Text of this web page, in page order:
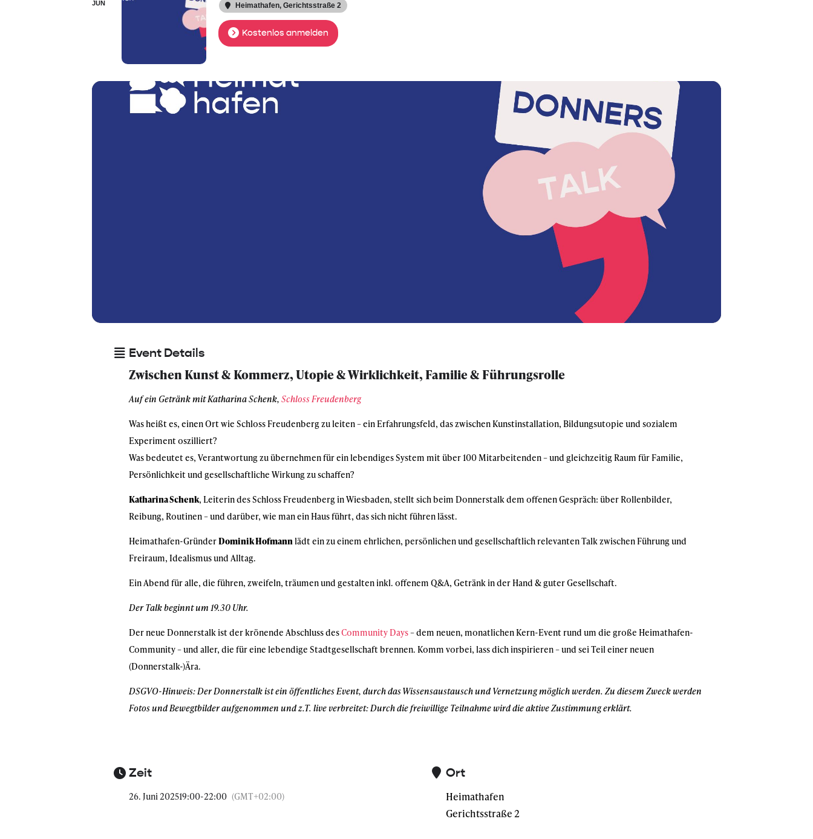
JUN Heimathafen, Gerichtsstraße 2
Kostenlos anmelden
Event Details
Zwischen Kunst & Kommerz, Utopie & Wirklichkeit, Familie & Führungsrolle
Auf ein Getränk mit Katharina Schenk, Schloss Freudenberg
Was heißt es, einen Ort wie Schloss Freudenberg zu leiten – ein Erfahrungsfeld, das zwischen Kunstinstallation, Bildungsutopie und sozialem
Experiment oszilliert?
Was bedeutet es, Verantwortung zu übernehmen für ein lebendiges System mit über 100 Mitarbeitenden – und gleichzeitig Raum für Familie,
Persönlichkeit und gesellschaftliche Wirkung zu schaffen?
Katharina Schenk, Leiterin des Schloss Freudenberg in Wiesbaden, stellt sich beim Donnerstalk dem offenen Gespräch: über Rollenbilder,
Reibung, Routinen – und darüber, wie man ein Haus führt, das sich nicht führen lässt.
Heimathafen-GründerDominik Hofmannlädt ein zu einem ehrlichen, persönlichen und gesellschaftlich relevanten Talk zwischen Führung und
Freiraum, Idealismus und Alltag.
Ein Abend für alle, die führen, zweifeln, träumen und gestalten inkl. offenem Q&A, Getränk in der Hand & guter Gesellschaft.
Der Talk beginnt um 19.30 Uhr.
Der neue Donnerstalk ist der krönende Abschluss desCommunity Days– dem neuen, monatlichen Kern-Event rund um die große Heimathafen-
Community – und aller, die für eine lebendige Stadtgesellschaft brennen. Komm vorbei, lass dich inspirieren – und sei Teil einer neuen
(Donnerstalk-)Ära.
DSGVO-Hinweis: Der Donnerstalk ist ein öffentliches Event, durch das Wissensaustausch und Vernetzung möglich werden. Zu diesem Zweck werden
Fotos und Bewegtbilder aufgenommen und z.T. live verbreitet: Durch die freiwillige Teilnahme wird die aktive Zustimmung erklärt.
Zeit
26. Juni 202519:00-22:00 (GMT+02:00)
Ort
Heimathafen
Gerichtsstraße 2